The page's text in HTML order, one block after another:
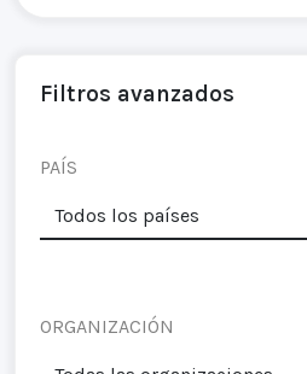
Filtros avanzados
PAÍS
ORGANIZACIÓN